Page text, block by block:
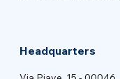
Headquarters